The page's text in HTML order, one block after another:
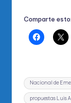
Comparte esto:
Etiquetas:
Nacional de
propuestas Luis